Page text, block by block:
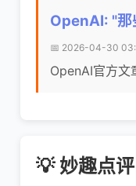
OpenAI: "
📅 2026-04-30
OpenAI官方文
💡 妙趣点评